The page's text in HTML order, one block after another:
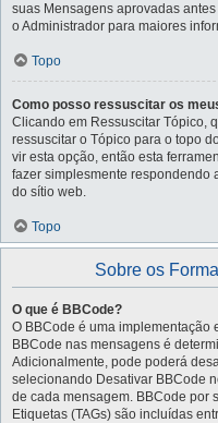
suas Mensagens aprovadas
o Administrador para maiores
Topo
Como posso ressuscitar os
Clicando em Ressuscitar Tópico,
ressuscitar o Tópico para o topo
vir esta opção, então esta
fazer simplesmente respondendo
do sítio web.
Topo
Sobre os
O que é BBCode?
O BBCode é uma implementação
BBCode nas mensagens é
Adicionalmente, pode poderá
selecionando Desativar BBCode
de cada mensagem. BBCode por
Etiquetas (TAGs) são incluídas